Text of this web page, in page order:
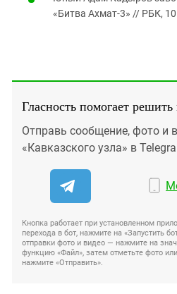
«Битва Ахмат‑3» // РБК,
Гласность помогает
Отправь сообщение, фото и
«Кавказского узла» в
Кнопка работает при установленном
перехода в бот, нажмите на «Запустить
отправки фото и видео — нажмите на
функцию «Файл», затем отметьте фото
нажмите «Отправить».